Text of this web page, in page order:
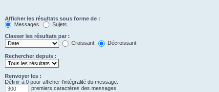
Afficher les résultats sous forme de :
Messages
Sujets
Classer les résultats par :
Croissant
Décroissant
Rechercher depuis :
Renvoyer les :
Définir à 0 pour afficher l’intégralité du message.
premiers caractères des messages